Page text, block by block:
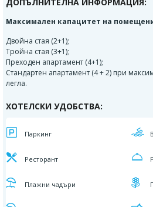
Максимален капацитет на
Двойна стая (2+1);
Тройна стая (3+1);
Преходен апартамент (4+1);
Стандартен апартамент (4 + 2) при
легла.
ХОТЕЛСКИ УДОБСТВА:
Паркинг
Ресторант
Плажни чадъри